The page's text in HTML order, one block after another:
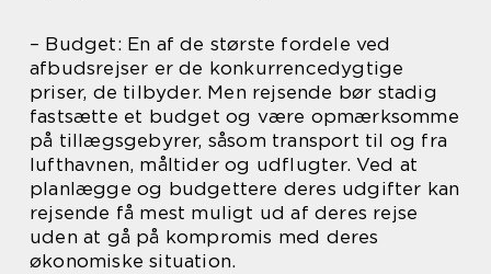
– Budget: En af de største fordele ved
afbudsrejser er de konkurrencedygtige
priser, de tilbyder. Men rejsende bør stadig
fastsætte et budget og være opmærksomme
på tillægsgebyrer, såsom transport til og fra
lufthavnen, måltider og udflugter. Ved at
planlægge og budgettere deres udgifter kan
rejsende få mest muligt ud af deres rejse
uden at gå på kompromis med deres
økonomiske situation.